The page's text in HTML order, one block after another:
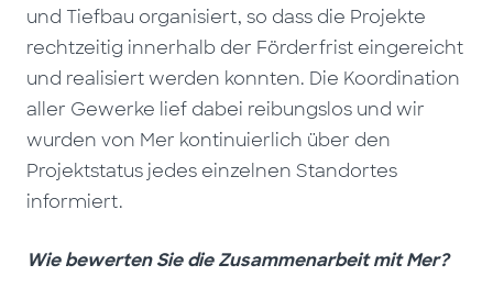
und Tiefbau organisiert, so dass die Projekte
rechtzeitig innerhalb der Förderfrist eingereicht
und realisiert werden konnten. Die Koordination
aller Gewerke lief dabei reibungslos und wir
wurden von Mer kontinuierlich über den
Projektstatus jedes einzelnen Standortes
informiert.
Wie bewerten Sie die Zusammenarbeit mit Mer?